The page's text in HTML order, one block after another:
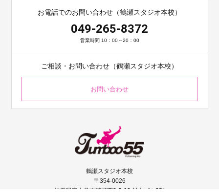
お電話でのお問い合わせ（鶴瀬スタジオ本校）
049-265-8372
営業時間 10：00～20：00
ご相談・お問い合わせ（鶴瀬スタジオ本校）
お問い合わせ
鶴瀬スタジオ本校
〒354-0026
埼玉県富士見市鶴瀬西2-5-10 村上ビル2階